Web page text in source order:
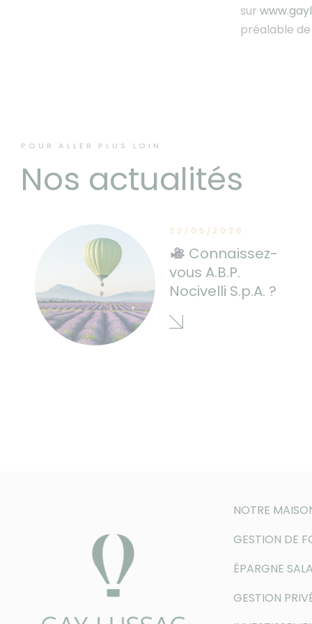
sur
préalable de
POUR ALLER PLUS LOIN
Nos actualités
22/05/2026
Connaissez-
vous A.B.P.
Nocivelli S.p.A. ?
NOTRE
GESTION DE
ÉPARGNE
GESTION